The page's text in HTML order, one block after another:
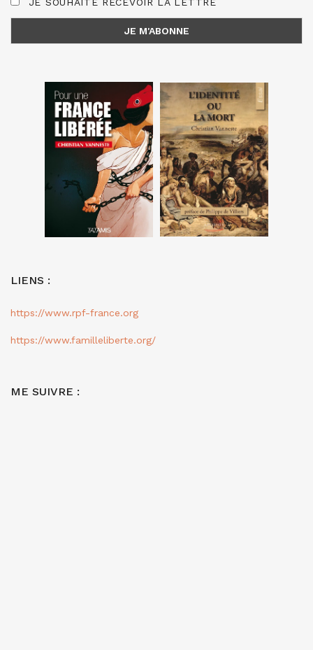
LIENS :
https://www.rpf-france.org
https://www.familleliberte.org/
ME SUIVRE :